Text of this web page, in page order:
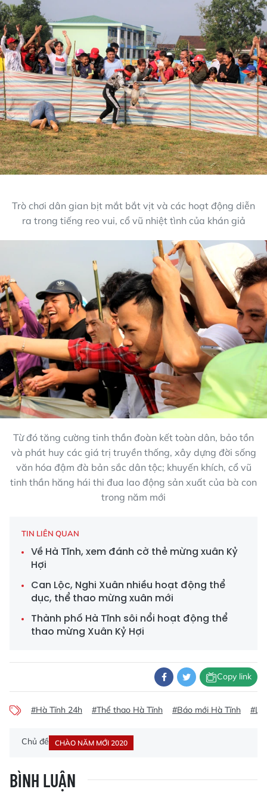
Trò chơi dân gian bịt mắt bắt vịt và các hoạt động diễn
ra trong tiếng reo vui, cổ vũ nhiệt tình của khán giả
Từ đó tăng cường tinh thần đoàn kết toàn dân, bảo tồn
và phát huy các giá trị truyền thống, xây dựng đời sống
văn hóa đậm đà bản sắc dân tộc; khuyến khích, cổ vũ
tinh thần hăng hái thi đua lao động sản xuất của bà con
trong năm mới
TIN LIÊN QUAN
Về Hà Tĩnh, xem đánh cờ thẻ mừng xuân Kỷ
Hợi
Can Lộc, Nghi Xuân nhiều hoạt động thể
dục, thể thao mừng xuân mới
Thành phố Hà Tĩnh sôi nổi hoạt động thể
thao mừng Xuân Kỷ Hợi
Copy link
#Hà Tĩnh 24h #Thể thao Hà Tĩnh #Báo mới Hà Tĩnh #Lễ
Chủ đề CHÀO NĂM MỚI 2020
BÌNH LUẬN